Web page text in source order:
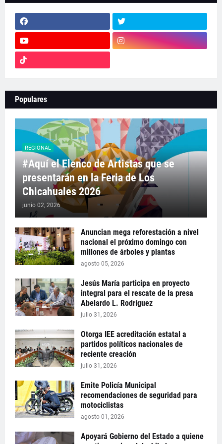
Populares
REGIONAL
#Aquí el Elenco de Artistas que se
presentarán en la Feria de Los
Chicahuales 2026
junio 02, 2026
Anuncian mega reforestación a nivel
nacional el próximo domingo con
millones de árboles y plantas
agosto 05, 2026
Jesús María participa en proyecto
integral para el rescate de la presa
Abelardo L. Rodríguez
julio 31, 2026
Otorga IEE acreditación estatal a
partidos políticos nacionales de
reciente creación
julio 31, 2026
Emite Policía Municipal
recomendaciones de seguridad para
motociclistas
agosto 01, 2026
Apoyará Gobierno del Estado a quiene